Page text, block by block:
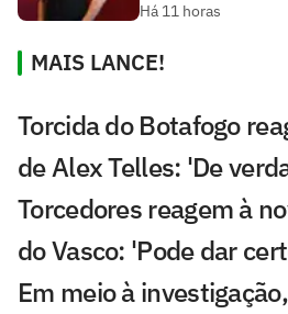
Há 11 horas
MAIS LANCE!
Torcida do Botafogo
de Alex Telles: 'De
Torcedores reagem à
do Vasco: 'Pode dar
Em meio à